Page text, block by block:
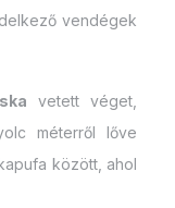
vendégek
vetett véget,
méterről lőve
között, ahol